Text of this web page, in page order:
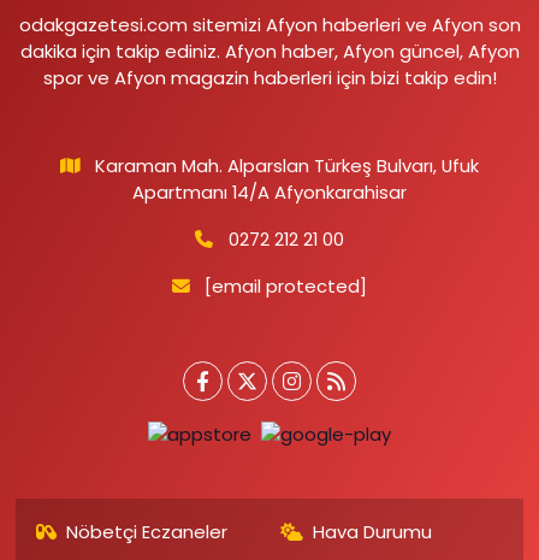
odakgazetesi.com sitemizi Afyon haberleri ve Afyon son
dakika için takip ediniz. Afyon haber, Afyon güncel, Afyon
spor ve Afyon magazin haberleri için bizi takip edin!
Karaman Mah. Alparslan Türkeş Bulvarı, Ufuk
Apartmanı 14/A Afyonkarahisar
0272 212 21 00
[email protected]
Nöbetçi Eczaneler Hava Durumu